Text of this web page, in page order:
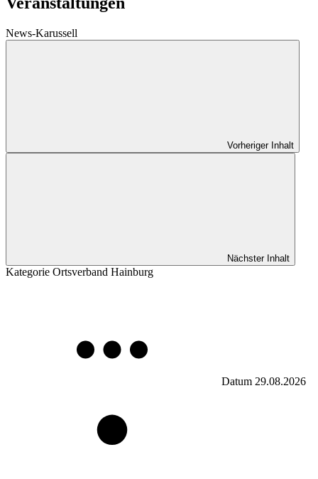
News-Karussell
Vorheriger Inhalt
Nächster Inhalt
Kategorie Ortsverband Hainburg
Datum 29.08.2026